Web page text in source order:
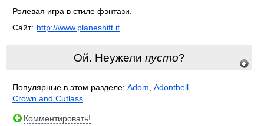
Ролевая игра в стиле фэнтази.
Сайт: http://www.planeshift.it
Ой. Неужели пусто?
Популярные в этом разделе: Adom Adonthell
Crown and Cutlass
Комментировать!